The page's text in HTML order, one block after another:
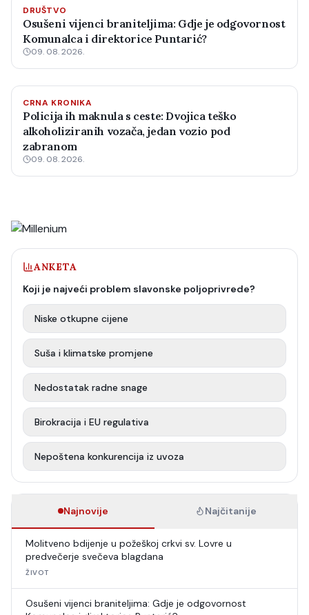
DRUŠTVO
Osušeni vijenci braniteljima: Gdje je odgovornost
Komunalca i direktorice Puntarić?
09. 08. 2026.
CRNA KRONIKA
Policija ih maknula s ceste: Dvojica teško
alkoholiziranih vozača, jedan vozio pod
zabranom
09. 08. 2026.
ANKETA
Koji je najveći problem slavonske poljoprivrede?
Niske otkupne cijene
Suša i klimatske promjene
Nedostatak radne snage
Birokracija i EU regulativa
Nepoštena konkurencija iz uvoza
Najnovije Najčitanije
Molitveno bdijenje u požeškoj crkvi sv. Lovre u
predvečerje svečeva blagdana
ŽIVOT
Osušeni vijenci braniteljima: Gdje je odgovornost